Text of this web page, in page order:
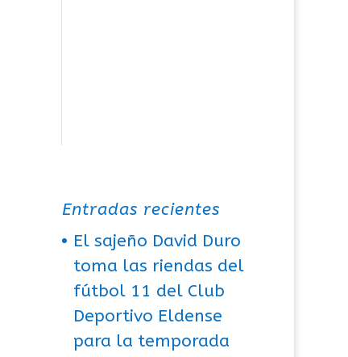
Entradas recientes
El sajeño David Duro
toma las riendas del
fútbol 11 del Club
Deportivo Eldense
para la temporada